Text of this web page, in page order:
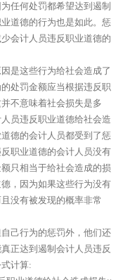
任何处罚都希望达到遏制
道德的行为也是如此。惩
会计人员违反职业道德的
是这些行为给社会造成了
处罚金额应当根据违反职
不意味着社会损失是多
员违反职业道德给社会造
德的会计人员都受到了惩
职业道德的会计人员没有
只相当于给社会造成的损
，因为如果这些行为没有
没有被发现的概率非常
己行为的惩罚外，他们还
正达到遏制会计人员违反
计算: